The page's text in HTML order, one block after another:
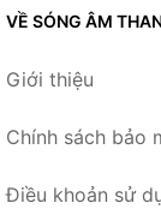
VỀ SÓNG ÂM
Giới thiệu
Chính sách bảo
Điều khoản sử